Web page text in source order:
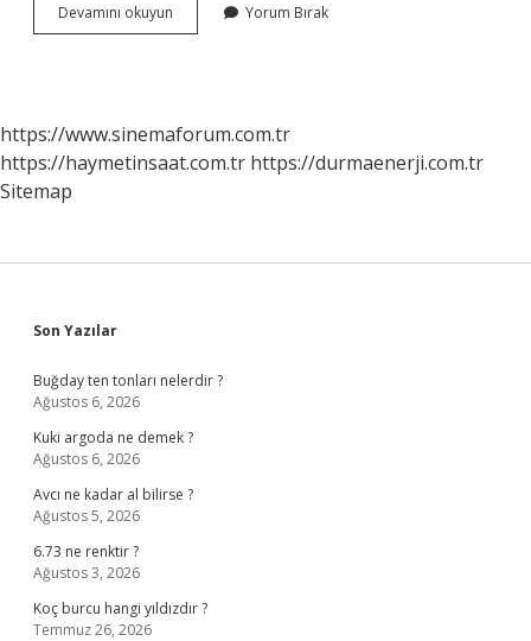
Devamını okuyun Handikap
Koşularda
Yorum Bırak
https://www.sinemaforum.com.tr
https://haymetinsaat.com.tr https://durmaenerji.com.tr
Sitemap
Sidebar
Son Yazılar
Buğday ten tonları nelerdir ?
Ağustos 6, 2026
Kuki argoda ne demek ?
Ağustos 6, 2026
Avcı ne kadar al bilirse ?
Ağustos 5, 2026
6.73 ne renktir ?
Ağustos 3, 2026
Koç burcu hangi yıldızdır ?
Temmuz 26, 2026